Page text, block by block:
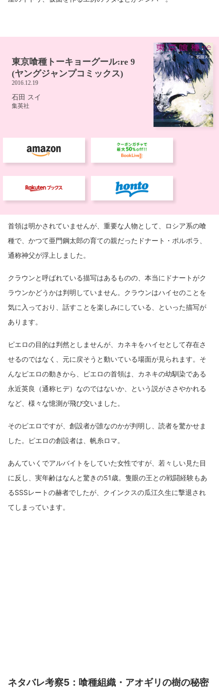
首領は明かされていませんが、重要な人物として、ロシア系の喰
種で、かつて亜門鋼太郎の育ての親だったドナート・ポルポラ、
通称神父が浮上しました。
クラウンと呼ばれている描写はあるものの、本当にドナートがク
ラウンかどうかは判明していません。クラウンはハイセのことを
気に入っており、話すことを楽しみにしている、といった描写が
あります。
ピエロの目的は判然としませんが、カネキをハイセとして存在さ
せるのではなく、元に戻そうと動いている場面が見られます。そ
んなピエロの動きから、ピエロの首領は、カネキの幼馴染である
永近英良（通称ヒデ）なのではないか、という説がささやかれる
など、様々な憶測が飛び交いました。
そのピエロですが、創設者が誰なのかが判明し、読者を驚かせま
した。ピエロの創設者は、帆糸ロマ。
あんていくでアルバイトをしていた女性ですが、若々しい見た目
に反し、実年齢はなんと驚きの51歳。隻眼の王との戦闘経験もあ
るSSSレートの赫者でしたが、クインクスの瓜江久生に撃退され
てしまっています。
ネタバレ考察5：喰種組織・アオギリの樹の秘密